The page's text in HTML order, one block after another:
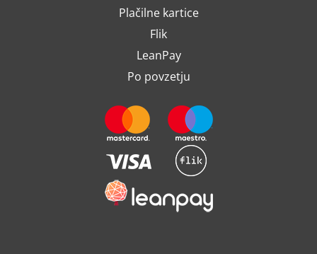
Plačilne kartice
Flik
LeanPay
Po povzetju